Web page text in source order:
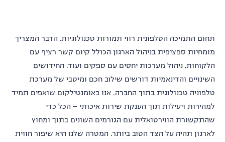
תחום התמיכה הטלפונית רווי תמורות טכנולוגיות, הדבר המצריך
מומחיות ספציפית בניהול הארגון הכולל קיום קשר רציף עם
הלקוחות, ניהול מערכות יחסים עם ספקים ועוד. החידושים
השינויים והדינאמיות דורשים שילוב חכם ומיטבי של מערכת
טלפוניה טכנולוגית בתוך החברה. אנו באומנטילקום שואפים תמיד
למהירות ויעילות תוך הענקת שירות איכותי – הכל כדי
שהתקשורת הווירטואלית עם הגורמים השונים בתוך ומחוץ
לארגון תהיה על הצד הטוב ביותר. המטרה שלנו היא שיפור חווית